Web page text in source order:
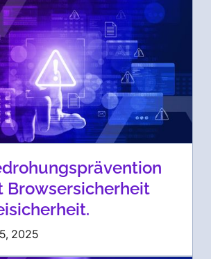
Browsersicherheit
2025